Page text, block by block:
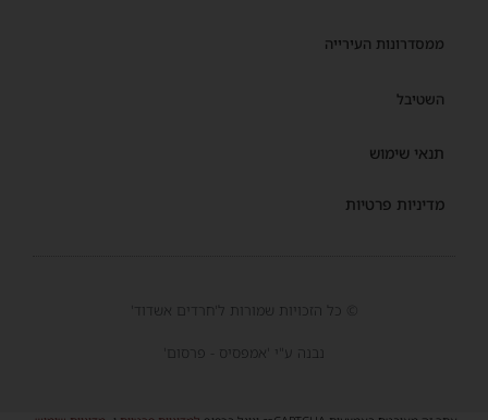
ממסדרונות העירייה
השטיבל
תנאי שימוש
מדיניות פרטיות
© כל הזכויות שמורות ל'חרדים אשדוד'
נבנה ע"י 'אמפסיס - פרסום'